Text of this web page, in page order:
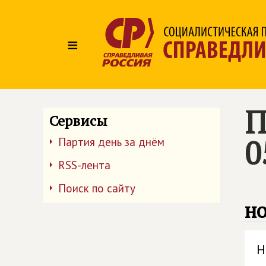
≡
Сервисы
Партия день за днём
RSS-лента
Поиск по сайту